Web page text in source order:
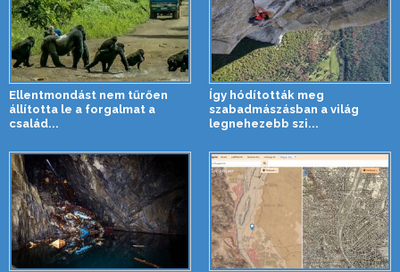
Ellentmondást nem tűrően
állította le a forgalmat a
család...
Így hódították meg
szabadmászásban a világ
legnehezebb szi...